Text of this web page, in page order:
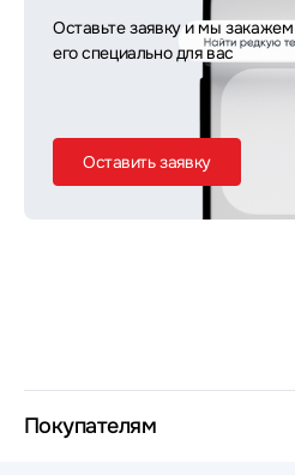
Оставьте заявку и мы закажем
его специально для вас
Оставить заявку
Покупателям